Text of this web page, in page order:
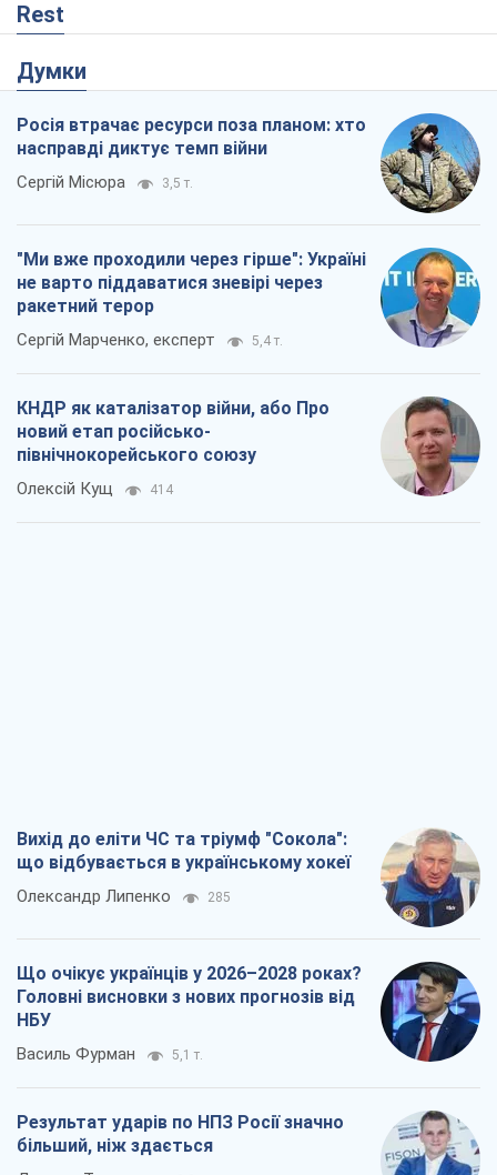
Rest
Думки
Росія втрачає ресурси поза планом: хто
насправді диктує темп війни
Сергій Місюра 3,5 т.
"Ми вже проходили через гірше": Україні
не варто піддаватися зневірі через
ракетний терор
Сергій Марченко, експерт 5,4 т.
КНДР як каталізатор війни, або Про
новий етап російсько-
північнокорейського союзу
Олексій Кущ 414
Вихід до еліти ЧС та тріумф "Сокола":
що відбувається в українському хокеї
Олександр Липенко 285
Що очікує українців у 2026–2028 роках?
Головні висновки з нових прогнозів від
НБУ
Василь Фурман 5,1 т.
Результат ударів по НПЗ Росії значно
більший, ніж здається